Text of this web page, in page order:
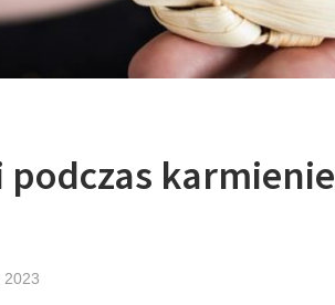
podczas
2023